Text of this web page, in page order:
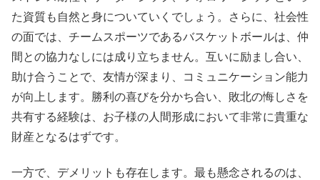
た資質も自然と身についていくでしょう。さらに、社会性
の面では、チームスポーツであるバスケットボールは、仲
間との協力なしには成り立ちません。互いに励まし合い、
助け合うことで、友情が深まり、コミュニケーション能力
が向上します。勝利の喜びを分かち合い、敗北の悔しさを
共有する経験は、お子様の人間形成において非常に貴重な
財産となるはずです。
一方で、デメリットも存在します。最も懸念されるのは、